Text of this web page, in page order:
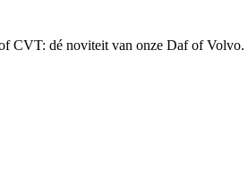
CVT: dé noviteit van onze Daf of